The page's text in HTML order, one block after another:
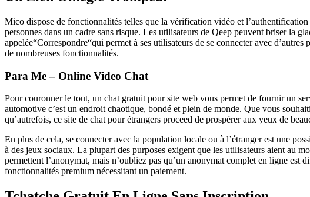
Mico dispose de fonctionnalités telles que la vérification vidéo et
personnes dans un cadre sans risque. Les utilisateurs de Qeep peuvent briser la
appelée“Correspondre“qui permet à ses utilisateurs de se connecter avec
de nombreuses fonctionnalités.
Para Me – Online Video Chat
Pour couronner le tout, un chat gratuit pour site web vous permet de fournir un
automotive c’est un endroit chaotique, bondé et plein de monde. Que vous
qu’autrefois, ce site de chat pour étrangers proceed de prospérer aux yeux de
En plus de cela, se connecter avec la population locale ou à l’étranger est une
à des jeux sociaux. La plupart des purposes exigent que les utilisateurs aient au
permettent l’anonymat, mais n’oubliez pas qu’un anonymat complet en ligne
fonctionnalités premium nécessitant un paiement.